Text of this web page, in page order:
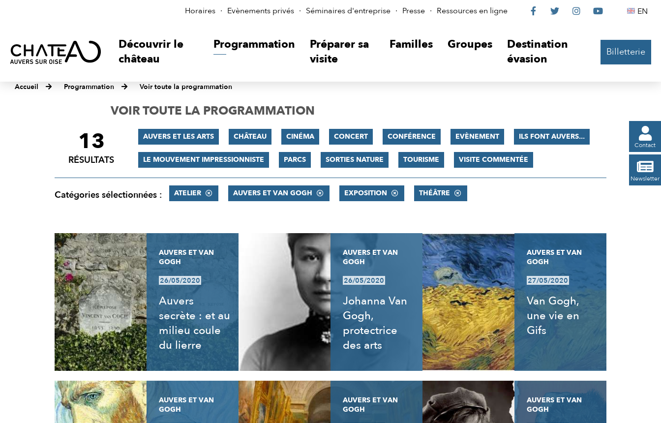
Horaires Evènements privés Séminaires d'entreprise Presse Ressources en ligne
Le
sur

Le

Le

Le
 EN
Découvrir le
château
Programmation
Préparer sa
visite
Familles Groupes
Destination
évasion
Billetterie
Accueil Programmation Voir toute la programmation

Contact

Newsletter
VOIR TOUTE LA PROGRAMMATION
FILTRER
RÉSULTATS
13
RÉSULTATS
AUVERS ET LES ARTS CHÂTEAU CINÉMA CONCERT CONFÉRENCE EVÈNEMENT ILS FONT AUVERS...
LE MOUVEMENT IMPRESSIONNISTE PARCS SORTIES NATURE TOURISME VISITE COMMENTÉE
Catégories sélectionnées : ATELIER AUVERS ET VAN GOGH EXPOSITION THÉÂTRE
RÉSULTATS
AUVERS ET VAN
GOGH
26/05/2020
Auvers
secrète : et au
milieu coule
du lierre
AUVERS ET VAN
GOGH
26/05/2020
Johanna Van
Gogh,
protectrice
des arts
AUVERS ET VAN
GOGH
27/05/2020
Van Gogh,
une vie en
Gifs
AUVERS ET VAN
GOGH
AUVERS ET VAN
GOGH
AUVERS ET VAN
GOGH